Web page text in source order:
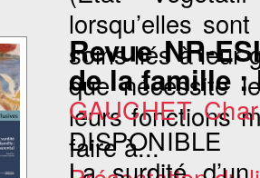
lorsqu’elles
soins liés à leur
que nécessite
leurs fonctions
faire à...
Revue NR-
de la famille :
GAUCHET
DISPONIBLE